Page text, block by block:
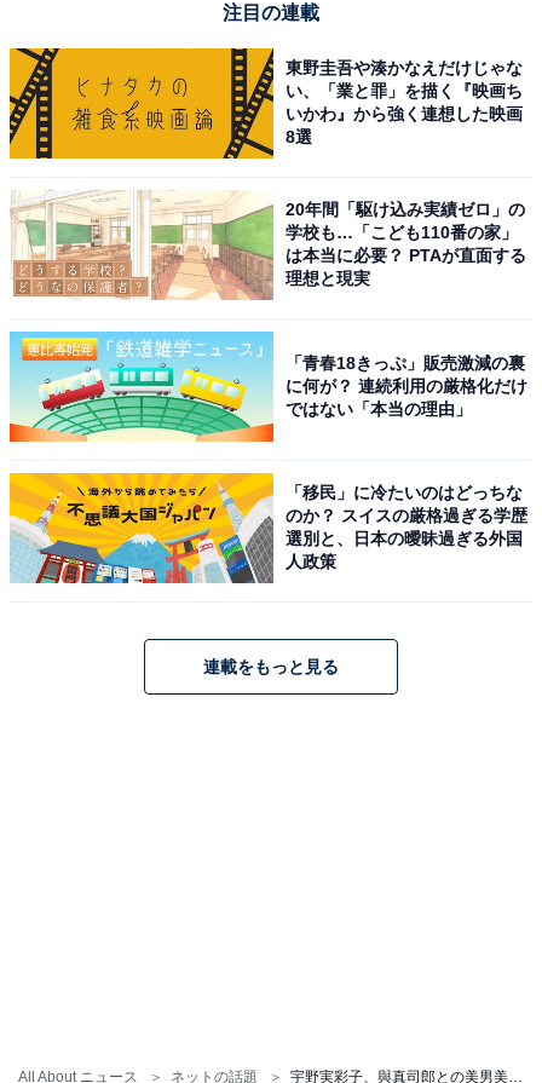
All About ニュース ネットの話題
注目の連載
東野圭吾や湊かなえだけじゃな
い、「業と罪」を描く『映画ち
いかわ』から強く連想した映画
8選
20年間「駆け込み実績ゼロ」の
学校も…「こども110番の家」
は本当に必要？ PTAが直面する
理想と現実
「青春18きっぷ」販売激減の裏
に何が？ 連続利用の厳格化だけ
ではない「本当の理由」
「移民」に冷たいのはどっちな
のか？ スイスの厳格過ぎる学歴
選別と、日本の曖昧過ぎる外国
人政策
連載をもっと見る